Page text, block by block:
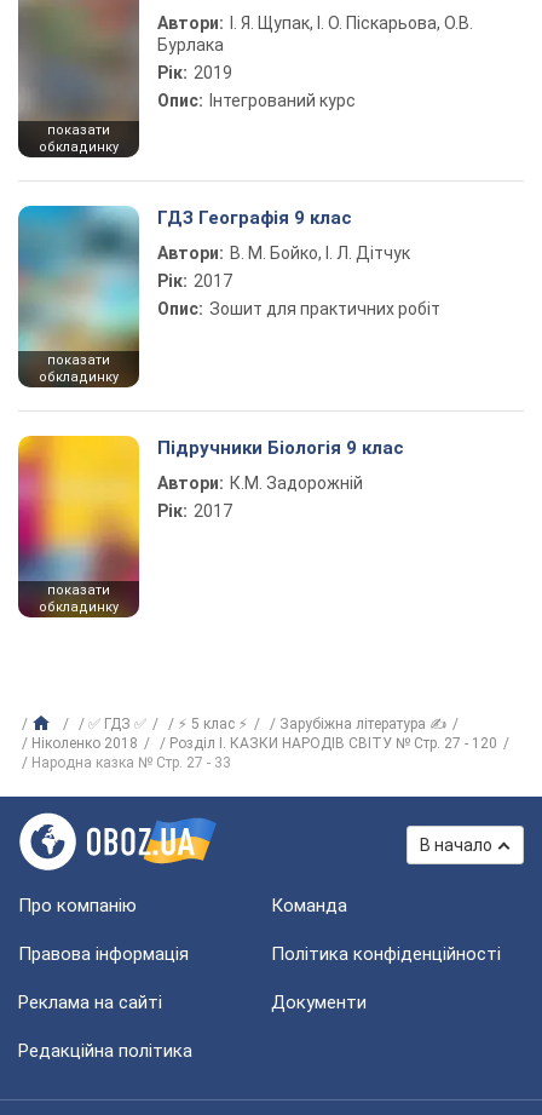
показати
обкладинку
Автори:
І. Я. Щупак, І. О. Піскарьова, О.В.
Бурлака
Рік: 2019
Опис: Інтегрований курс
показати
обкладинку
ГДЗ Географія 9 клас
Автори: В. М. Бойко, І. Л. Дітчук
Рік: 2017
Опис: Зошит для практичних робіт
показати
обкладинку
Підручники Біологія 9 клас
Автори: К.М. Задорожній
Рік: 2017
✅ ГДЗ ✅ ⚡ 5 клас ⚡
Зарубіжна література ✍
Ніколенко 2018
Розділ I. КАЗКИ НАРОДІВ СВІТУ № Стр. 27 - 120
Народна казка № Стр. 27 - 33
В начало
Про компанію Команда
Правова інформація Політика конфіденційності
Реклама на сайті Документи
Редакційна політика